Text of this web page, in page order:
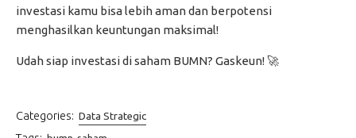
investasi kamu bisa lebih aman dan berpotensi
menghasilkan keuntungan maksimal!
Udah siap investasi di saham BUMN? Gaskeun! 🚀
Categories: Data Strategic